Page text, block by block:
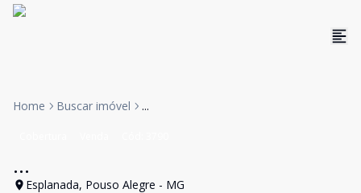
Home Buscar imóvel ...
...
Esplanada, Pouso Alegre - MG